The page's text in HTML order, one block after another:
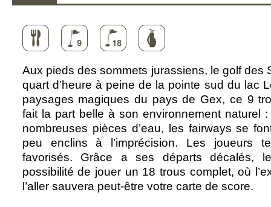
Aux pieds des sommets jurassiens, le golf des
quart d’heure à peine de la pointe sud du lac
paysages magiques du pays de Gex, ce 9
fait la part belle à son environnement naturel
nombreuses pièces d’eau, les fairways se
peu enclins à l’imprécision. Les joueurs
favorisés. Grâce a ses départs décalés,
possibilité de jouer un 18 trous complet, où
l’aller sauvera peut-être votre carte de score.